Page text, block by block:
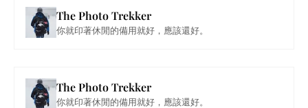
The Photo Trekker
你就印著休閒的備用就好，應該還好。
The Photo Trekker
你就印著休閒的備用就好，應該還好。